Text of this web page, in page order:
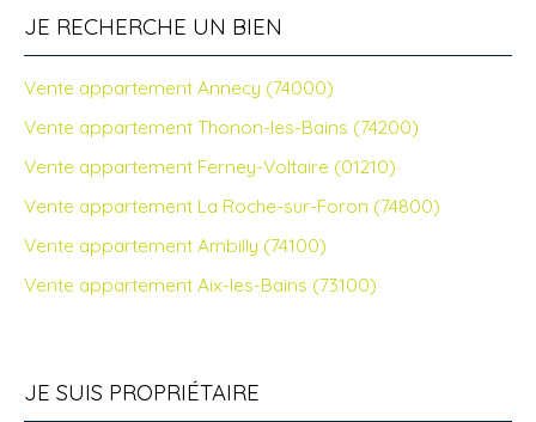
JE RECHERCHE UN BIEN
Vente appartement Annecy (74000)
Vente appartement Thonon-les-Bains (74200)
Vente appartement Ferney-Voltaire (01210)
Vente appartement La Roche-sur-Foron (74800)
Vente appartement Ambilly (74100)
Vente appartement Aix-les-Bains (73100)
JE SUIS PROPRIÉTAIRE